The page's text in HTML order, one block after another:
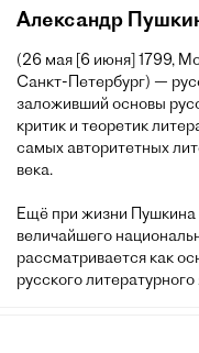
Александр
(26 мая [6 июня] 1799,
Санкт-Петербург) —
заложивший основы
критик и теоретик
самых авторитетных
века.
Ещё при жизни Пушкина
величайшего
рассматривается как
русского